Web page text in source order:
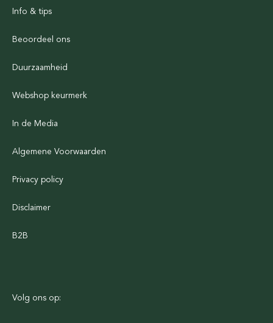
Info & tips
Beoordeel ons
Duurzaamheid
Webshop keurmerk
In de Media
Algemene Voorwaarden
Privacy policy
Disclaimer
B2B
Volg ons op: